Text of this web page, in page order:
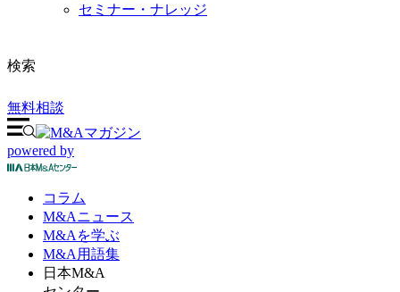
セミナー・ナレッジ
検索
無料相談
powered by
コラム
M&Aニュース
M&Aを学ぶ
M&A 用語集
日本M&A